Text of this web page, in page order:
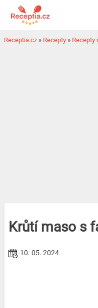
Receptia.cz » Recepty » Recepty
Krůtí maso s
10. 05. 2024